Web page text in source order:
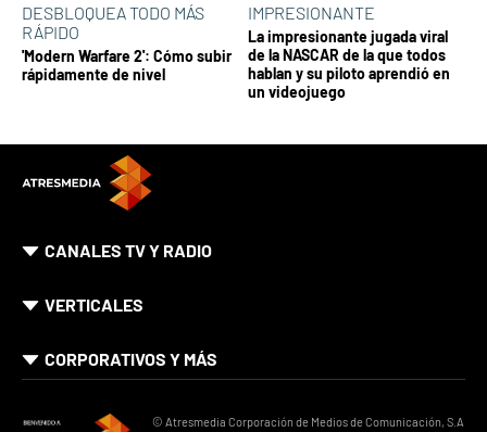
DESBLOQUEA TODO MÁS
RÁPIDO
'Modern Warfare 2': Cómo subir
rápidamente de nivel
IMPRESIONANTE
La impresionante jugada viral
de la NASCAR de la que todos
hablan y su piloto aprendió en
un videojuego
CANALES TV Y RADIO
VERTICALES
CORPORATIVOS Y MÁS
© Atresmedia Corporación de Medios de Comunicación, S.A